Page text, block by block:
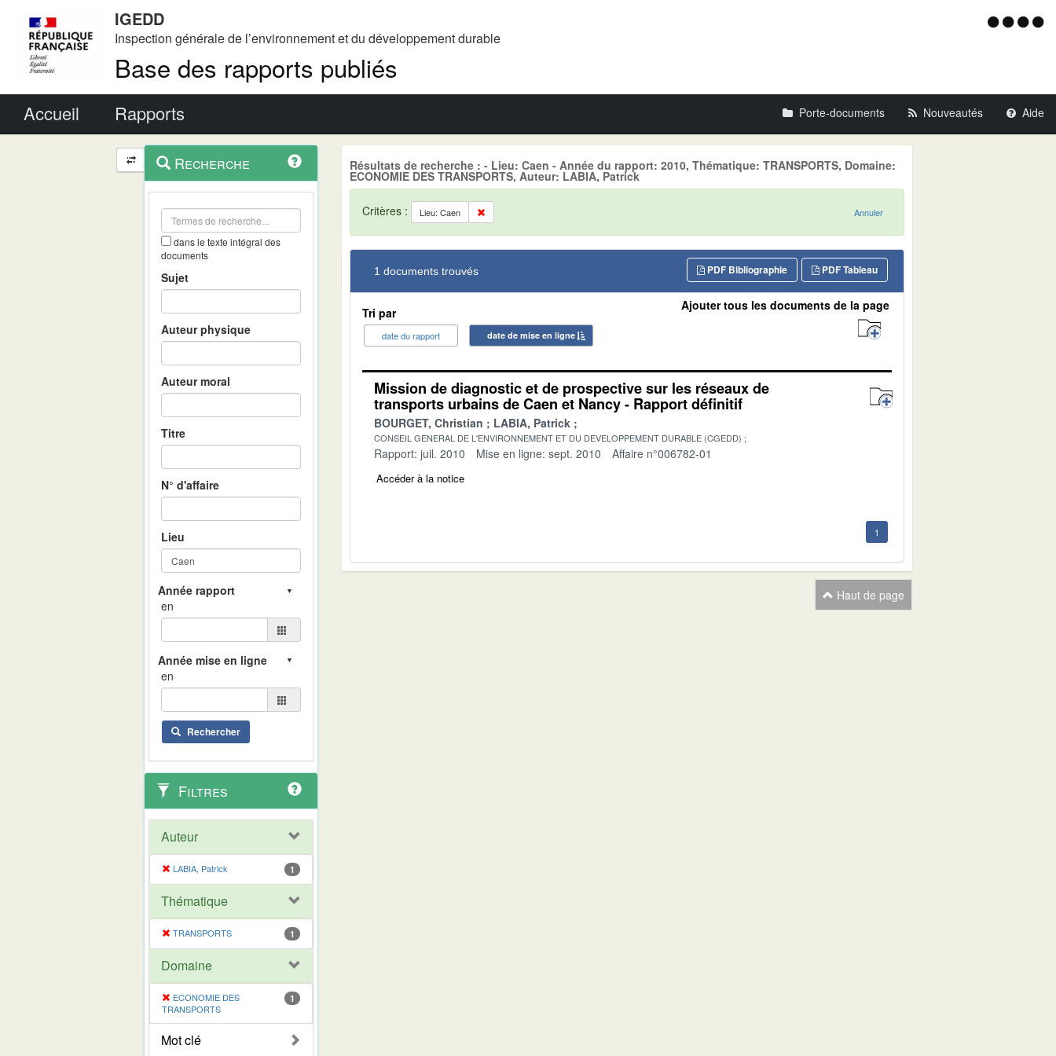
IGEDD
Inspection générale de l’environnement et du développement durable
Base des rapports publiés
Menu
Accueil Rapports Porte-documents Nouveautés Aide
Navigation
et
outils
contextuel
Recherche
dans le texte intégral des
documents
Sujet
Auteur physique
Auteur moral
Titre
N° d'affaire
Lieu
en
en
Rechercher
Filtres
Auteur
LABIA, Patrick 1
Thématique
TRANSPORTS 1
Domaine
ECONOMIE DES
TRANSPORTS
1
Mot clé
Résultats de recherche : - Lieu: Caen - Année du rapport: 2010, Thématique: TRANSPORTS, Domaine:
ECONOMIE DES TRANSPORTS, Auteur: LABIA, Patrick
Critères : Lieu: Caen Annuler
1 documents trouvés PDF Tableau
PDF Bibliographie
Tri par
date du rapport date de mise en ligne
Ajouter tous les documents de la page
Mission de diagnostic et de prospective sur les réseaux de
transports urbains de Caen et Nancy - Rapport définitif
BOURGET, Christian LABIA, Patrick
CONSEIL GENERAL DE L'ENVIRONNEMENT ET DU DEVELOPPEMENT DURABLE (CGEDD)
Rapport: juil. 2010 Mise en ligne: sept. 2010 Affaire n°006782-01
Accéder à la notice
1
Haut de page